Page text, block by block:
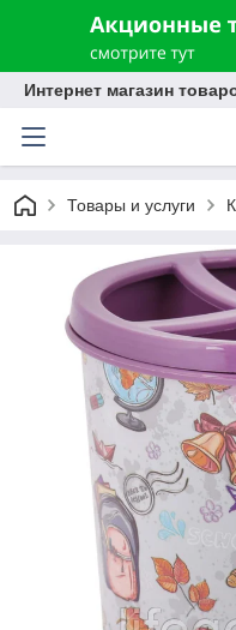
Интернет магазин
Товары и услуги